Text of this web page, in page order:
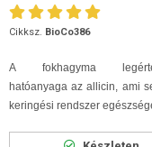
Cikksz. BioCo386
A fokhagyma
hatóanyaga az allicin, ami
keringési rendszer